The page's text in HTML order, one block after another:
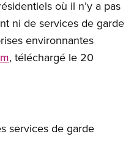
où il n’y a pas
ni de services de garde
environnantes
, téléchargé le 20
services de garde